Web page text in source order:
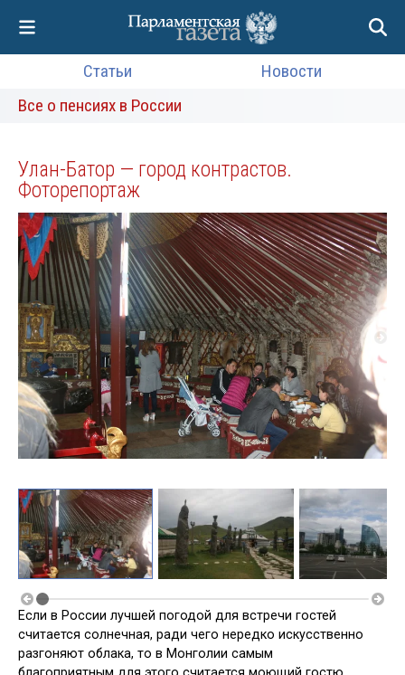
Статьи
Новости
Все о пенсиях в России
Улан-Батор — город контрастов.
Фоторепортаж
Если в России лучшей погодой для встречи гостей
считается солнечная, ради чего нередко искусственно
разгоняют облака, то в Монголии самым